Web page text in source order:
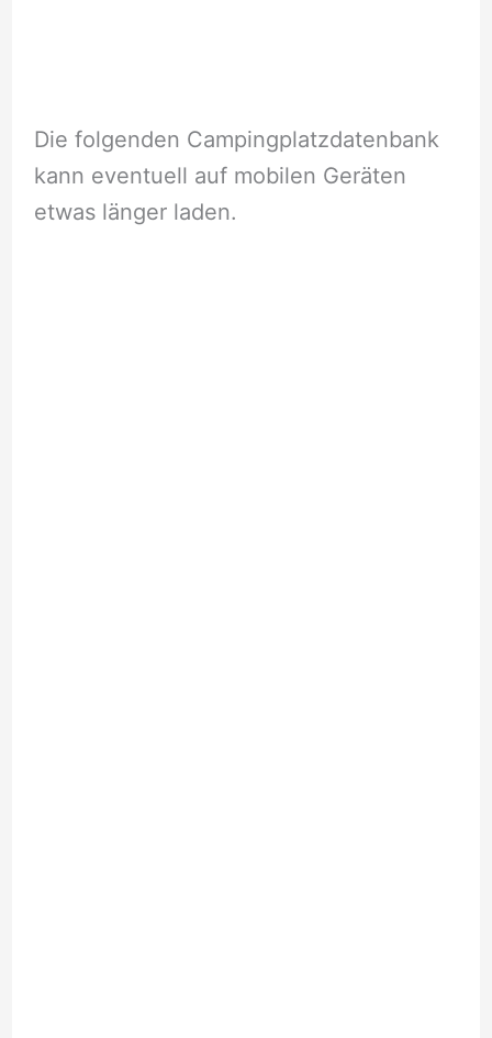
Die folgenden Campingplatzdatenbank
kann eventuell auf mobilen Geräten
etwas länger laden.